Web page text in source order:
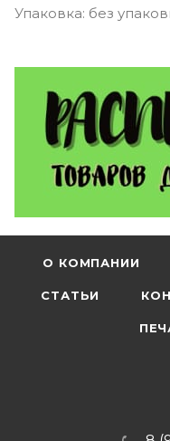
Упаковка: без
О КОМПАНИИ
СТАТЬИ